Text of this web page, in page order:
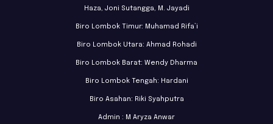
Haza, Joni Sutangga, M. Jayadi
Biro Lombok Timur: Muhamad Rifa’i
Biro Lombok Utara: Ahmad Rohadi
Biro Lombok Barat: Wendy Dharma
Biro Lombok Tengah: Hardani
Biro Asahan: Riki Syahputra
Admin : M Aryza Anwar